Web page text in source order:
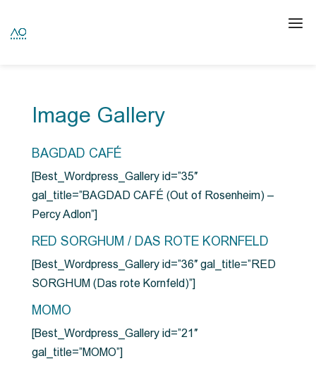
Image Gallery
BAGDAD CAFÉ
[Best_Wordpress_Gallery id=”35″
gal_title=”BAGDAD CAFÉ (Out of Rosenheim) –
Percy Adlon”]
RED SORGHUM / DAS ROTE KORNFELD
[Best_Wordpress_Gallery id=”36″ gal_title=”RED
SORGHUM (Das rote Kornfeld)”]
MOMO
[Best_Wordpress_Gallery id=”21″
gal_title=”MOMO”]